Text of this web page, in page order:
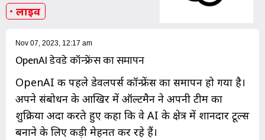
लाइव
Nov 07, 2023, 12:17 am
OpenAI डेवडे कॉन्फ्रेंस का समापन
OpenAI की पहले डेवलपर्स कॉन्फ्रेंस का समापन हो गया है।
अपने संबोधन के आखिर में ऑल्टमैन ने अपनी टीम का
शुक्रिया अदा करते हुए कहा कि वे AI के क्षेत्र में शानदार टूल्स
बनाने के लिए कड़ी मेहनत कर रहे हैं।